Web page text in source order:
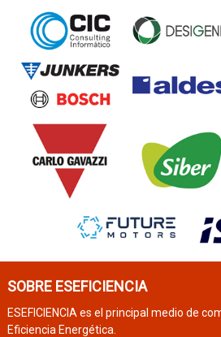
SOBRE ESEFICIENCIA
ESEFICIENCIA es el principal medio de
Eficiencia Energética.